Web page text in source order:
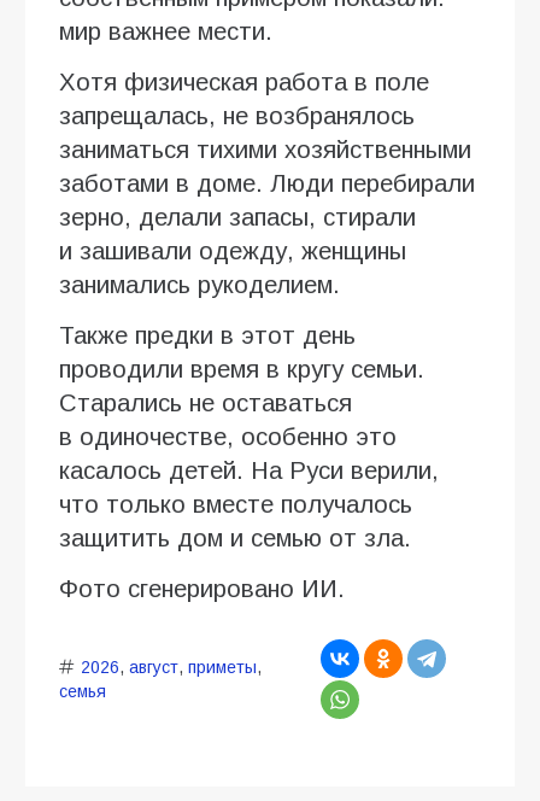
мир важнее мести.
Хотя физическая работа в поле
запрещалась, не возбранялось
заниматься тихими хозяйственными
заботами в доме. Люди перебирали
зерно, делали запасы, стирали
и зашивали одежду, женщины
занимались рукоделием.
Также предки в этот день
проводили время в кругу семьи.
Старались не оставаться
в одиночестве, особенно это
касалось детей. На Руси верили,
что только вместе получалось
защитить дом и семью от зла.
Фото сгенерировано ИИ.
2026, август, приметы,
семья